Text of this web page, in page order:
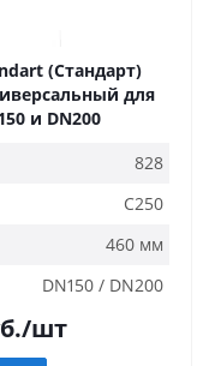
(Стандарт)
для
и DN200
828
C250
460 мм
DN150 / DN200
/шт